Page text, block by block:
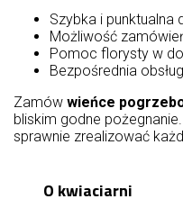
Szybka i
Możliwość
Pomoc florysty w
Bezpośrednia
Zamów wieńce
bliskim godne
sprawnie zrealizować
O kwiaciarni